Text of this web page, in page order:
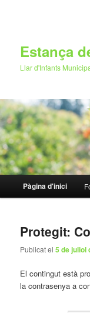
Estança
Llar d'Infants
Aneu
contingut
Aneu
contingut
Pàgina d'inici
Protegit:
Publicat el5 de juliol
El contingut està
la contrasenya a